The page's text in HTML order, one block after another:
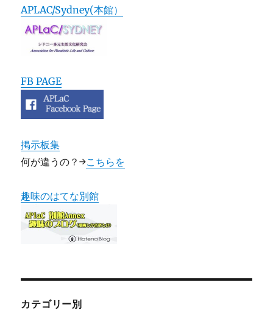
APLAC/Sydney(本館）
FB PAGE
掲示板集
何が違うの？→こちらを
趣味のはてな別館
カテゴリー別